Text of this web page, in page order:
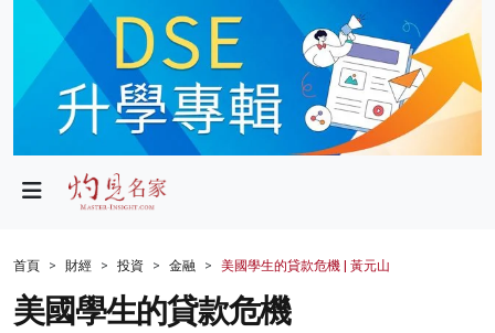
政局
財經
生活
首頁 財經 投資 金融 美國學生的貸款危機 | 黃元山
美國學生的貸款危機